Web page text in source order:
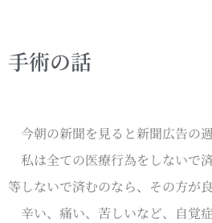
手術の話
今朝の新聞を見ると新聞広告の
私は全ての医療行為をしないで
等しないで済むのなら、その方が
辛い、痛い、苦しいなど、自覚